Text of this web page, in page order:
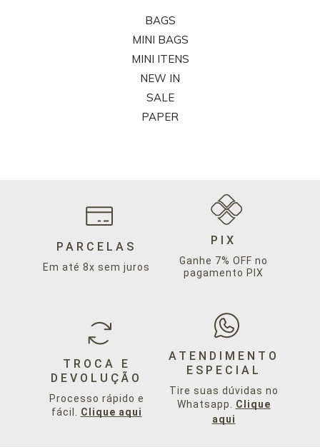
BAGS
MINI BAGS
MINI ITENS
NEW IN
SALE
PAPER
PARCELAS
Em até 8x sem juros
PIX
Ganhe 7% OFF no
pagamento PIX
TROCA E
DEVOLUÇÃO
Processo rápido e
fácil. Clique aqui
ATENDIMENTO
ESPECIAL
Tire suas dúvidas no
Whatsapp. Clique
aqui